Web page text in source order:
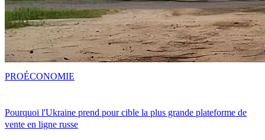
Pourquoi l'Ukraine prend pour cible la plus grande plateforme de
vente en ligne russe
PROÉCONOMIE